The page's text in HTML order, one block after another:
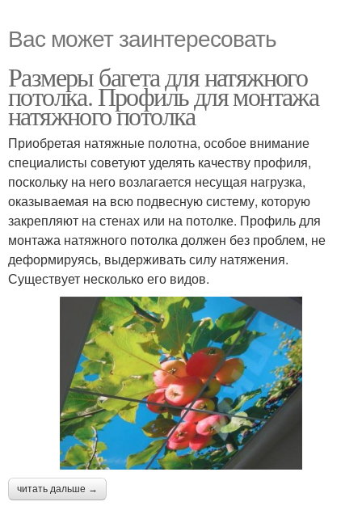
Вас может заинтересовать
Размеры багета для натяжного
потолка. Профиль для монтажа
натяжного потолка
Приобретая натяжные полотна, особое внимание
специалисты советуют уделять качеству профиля,
поскольку на него возлагается несущая нагрузка,
оказываемая на всю подвесную систему, которую
закрепляют на стенах или на потолке. Профиль для
монтажа натяжного потолка должен без проблем, не
деформируясь, выдерживать силу натяжения.
Существует несколько его видов.
читать дальше →